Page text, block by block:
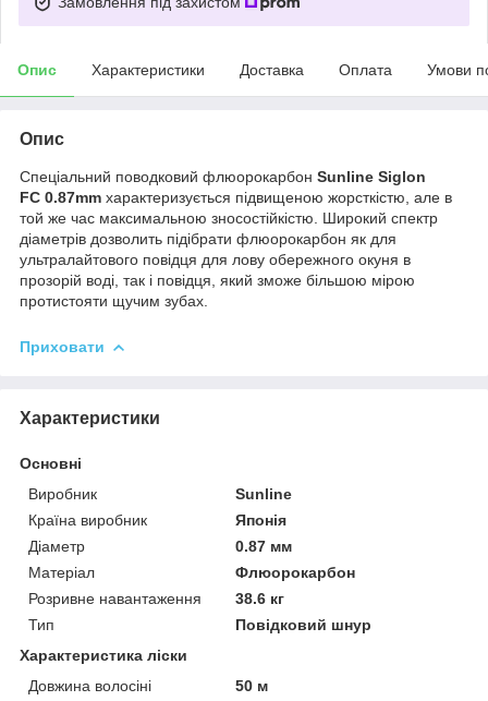
Опис Характеристики Доставка Оплата Умови
Опис
Спеціальний поводковий флюорокарбон Sunline Siglon
FC 0.87mm характеризується підвищеною жорсткістю, але в
той же час максимальною зносостійкістю. Широкий спектр
діаметрів дозволить підібрати флюорокарбон як для
ультралайтового повідця для лову обережного окуня в
прозорій воді, так і повідця, який зможе більшою мірою
протистояти щучим зубах.
Приховати
Характеристики
Основні
Виробник
Sunline
Країна виробник
Японія
Діаметр
0.87 мм
Матеріал
Флюорокарбон
Розривне навантаження
38.6 кг
Тип
Повідковий шнур
Характеристика ліски
Довжина волосіні
50 м